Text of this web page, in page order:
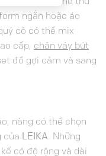
ngắn hoặc áo
cô có thể mix
cấp, chân váy bút
đồ gợi cảm và sang
nàng có thể chọn
của LEIKA. Những
có độ rộng và dài